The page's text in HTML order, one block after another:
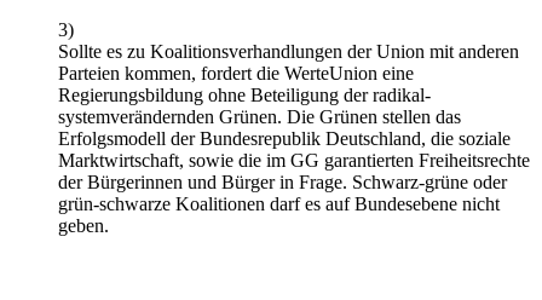
3)
Sollte es zu Koalitionsverhandlungen der Union mit anderen
Parteien kommen, fordert die WerteUnion eine
Regierungsbildung ohne Beteiligung der radikal-
systemverändernden Grünen. Die Grünen stellen das
Erfolgsmodell der Bundesrepublik Deutschland, die soziale
Marktwirtschaft, sowie die im GG garantierten Freiheitsrechte
der Bürgerinnen und Bürger in Frage. Schwarz-grüne oder
grün-schwarze Koalitionen darf es auf Bundesebene nicht
geben.